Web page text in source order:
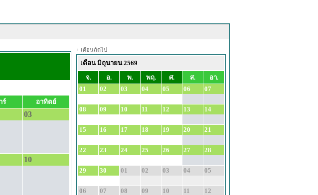
ร์
อาทิตย์
03
10
+ เดือนถัดไป
เดือน มิถุนายน 2569
จ.
อ. พ. พฤ. ศ. ส.
อา.
01
02 03 04 05 06 07
08 09 10 11 12 13 14
15 16 17 18 19 20 21
22 23 24 25 26 27 28
29 30 01 02 03 04 05
06 07 08 09 10 11 12